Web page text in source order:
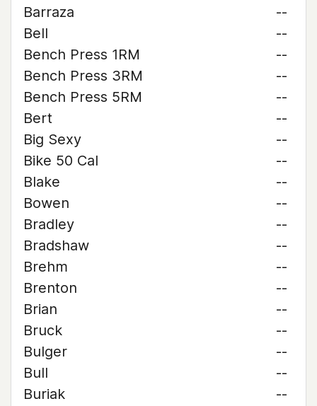
Barraza
--
Bell
--
Bench Press 1RM
--
Bench Press 3RM
--
Bench Press 5RM
--
Bert
--
Big Sexy
--
Bike 50 Cal
--
Blake
--
Bowen
--
Bradley
--
Bradshaw
--
Brehm
--
Brenton
--
Brian
--
Bruck
--
Bulger
--
Bull
--
Buriak
--